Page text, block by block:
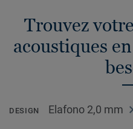
Trouvez
acoustiques
DESIGN Elafono 2,0 mm